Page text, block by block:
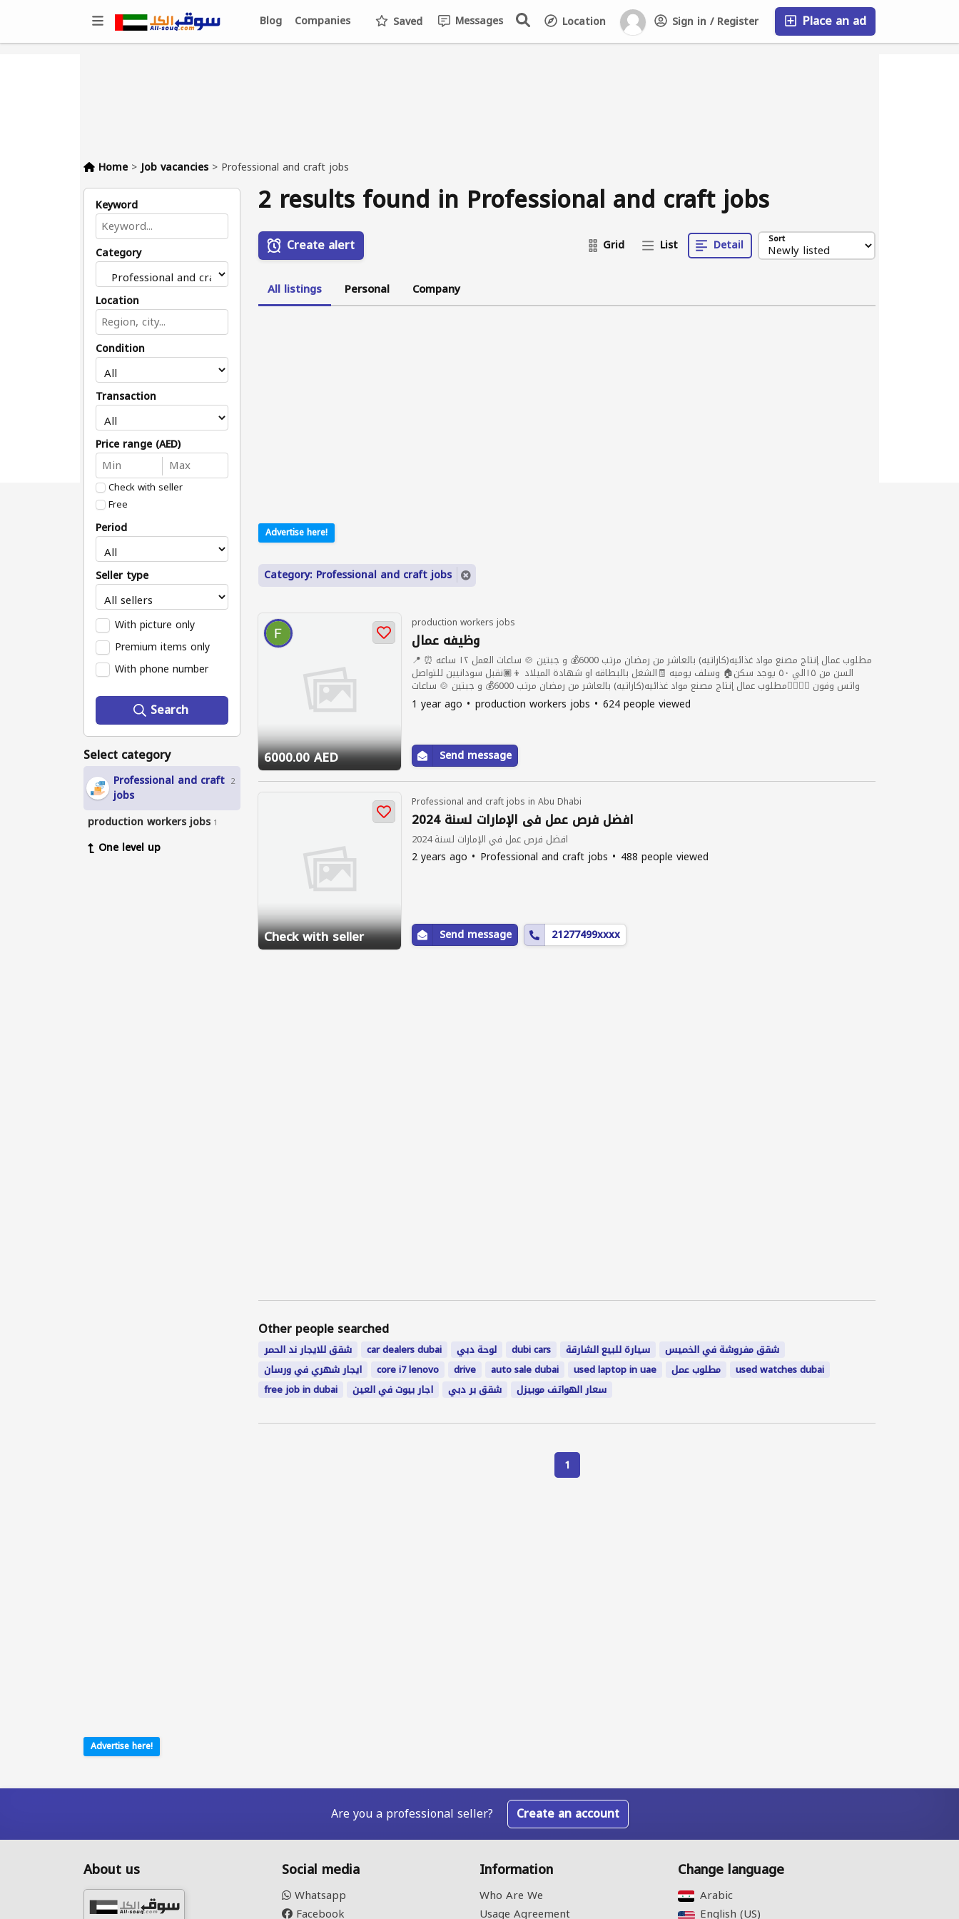
Place an ad
Sign in / Register
Location
Messages
Saved
Companies
Blog
FAQ
Home >Job vacancies > Professional and craft jobs
Keyword
Category
Location
Condition
Transaction
Price range (AED)
Check with seller
Free
Period
Seller type
With picture only
Premium items only
With phone number
Search
Select category
Professional and craft
jobs
2
production workers jobs 1
One level up
Advertise here!
2 results found in Professional and craft jobs
Create alert Grid List Detail Sort
All listings Personal Company
Advertise here!
Category: Professional and craft jobs
6000.00 AED
production workers jobs
وظيفه عمال
مطلوب عمال إنتاج مصنع مواد غذائيه(كاراتيه) بالعاشر من رمضان مرتب 6000💰 و جبتين 🍲 ساعات العمل ١٢ ساعه ⏰ 📍
السن من ١٥الي ٥٠ يوجد سكن🏠 وسلف يوميه 🧾الشغل بالبطاقه او شهادة الميلاد 👦🏿نقبل سودانيين للتواصل
واتس وفون 👇🏻👇🏻مطلوب عمال إنتاج مصنع مواد غذائيه(كاراتيه) بالعاشر من رمضان مرتب 6000💰 و جبتين 🍲 ساعات
1 year ago production workers jobs 624 people viewed
Send message
Check with seller
Professional and craft jobs in Abu Dhabi
افضل فرص عمل في الإمارات لسنة 2024
افضل فرص عمل في الإمارات لسنة 2024
2 years ago Professional and craft jobs 488 people viewed
Send message 21277499xxxx
Other people searched
شقق للايجار ند الحمر car dealers dubai لوحة دبي dubi cars سيارة للبيع الشارقة
شقق مفروشة في الخميس
ايجار شهري في ورسان
core i7 lenovo drive auto sale dubai used laptop in uae مطلوب عمل
used watches dubai
free job in dubai
اجار بيوت في العين شقق بر دبي سعار الهواتف موبيزل
1
Are you a professional seller? Create an account
About us Social media
Whatsapp
Facebook
Information
Who Are We
Usage Agreement
Change language
Arabic‎
English (US)‎